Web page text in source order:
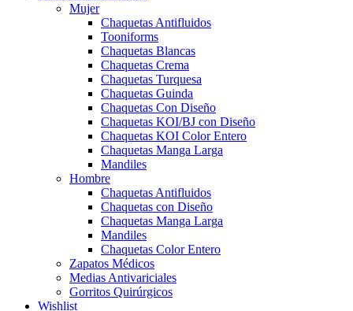
Mujer
Chaquetas Antifluidos
Tooniforms
Chaquetas Blancas
Chaquetas Crema
Chaquetas Turquesa
Chaquetas Guinda
Chaquetas Con Diseño
Chaquetas KOI/BJ con Diseño
Chaquetas KOI Color Entero
Chaquetas Manga Larga
Mandiles
Hombre
Chaquetas Antifluidos
Chaquetas con Diseño
Chaquetas Manga Larga
Mandiles
Chaquetas Color Entero
Zapatos Médicos
Medias Antivariciales
Gorritos Quirúrgicos
Wishlist